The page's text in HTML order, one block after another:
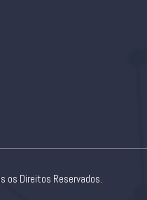
os Direitos Reservados.